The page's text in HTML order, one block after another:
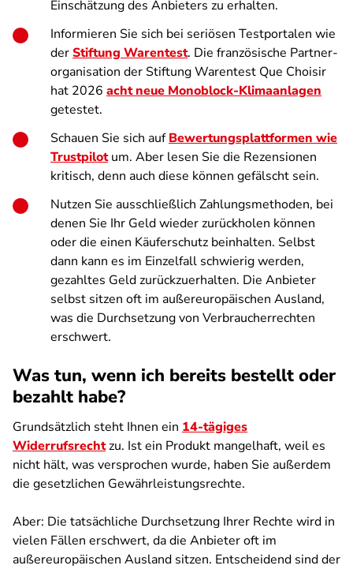
Einschätzung des Anbieters zu erhalten.
Informieren Sie sich bei seriösen Testportalen wie
derStiftung Warentest. Die französische Part­ner­
organisation der Stiftung Warentest Que Choisir
hat 2026 acht neue Mono­block-Klimaanlagen
getestet.
Schauen Sie sich aufBewertungsplattformen wie
Trustpilotum. Aber lesen Sie die Rezensionen
kritisch, denn auch diese können gefälscht sein.
Nutzen Sie ausschließlich Zahlungsmethoden, bei
denen Sie Ihr Geld wieder zurückholen können
oder die einen Käuferschutz beinhalten. Selbst
dann kann es im Einzelfall schwierig werden,
gezahltes Geld zurückzuerhalten. Die Anbieter
selbst sitzen oft im außereuropäischen Ausland,
was die Durchsetzung von Verbraucherrechten
erschwert.
Was tun, wenn ich bereits bestellt oder
bezahlt habe?
Grundsätzlich steht Ihnen ein 14-tägiges
Widerrufsrechtzu. Ist ein Produkt mangelhaft, weil es
nicht hält, was versprochen wurde, haben Sie außerdem
die gesetzlichen Gewährleistungsrechte.
Aber: Die tatsächliche Durchsetzung Ihrer Rechte wird in
vielen Fällen erschwert, da die Anbieter oft im
außereuropäischen Ausland sitzen. Entscheidend sind der